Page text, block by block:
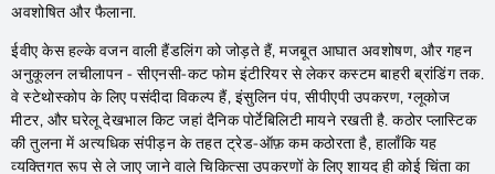
अवशोषित और फैलाना.
ईवीए केस हल्के वजन वाली हैंडलिंग को जोड़ते हैं, मजबूत आघात अवशोषण, और गहन
अनुकूलन लचीलापन - सीएनसी-कट फोम इंटीरियर से लेकर कस्टम बाहरी ब्रांडिंग तक.
वे स्टेथोस्कोप के लिए पसंदीदा विकल्प हैं, इंसुलिन पंप, सीपीएपी उपकरण, ग्लूकोज
मीटर, और घरेलू देखभाल किट जहां दैनिक पोर्टेबिलिटी मायने रखती है. कठोर प्लास्टिक
की तुलना में अत्यधिक संपीड़न के तहत ट्रेड-ऑफ़ कम कठोरता है, हालाँकि यह
व्यक्तिगत रूप से ले जाए जाने वाले चिकित्सा उपकरणों के लिए शायद ही कोई चिंता का